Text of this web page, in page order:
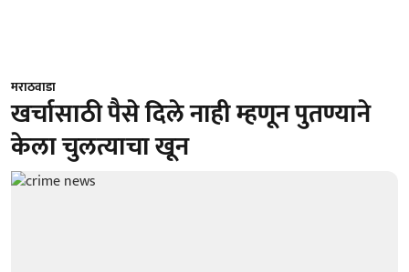
मराठवाडा
खर्चासाठी पैसे दिले नाही म्हणून पुतण्याने
केला चुलत्याचा खून